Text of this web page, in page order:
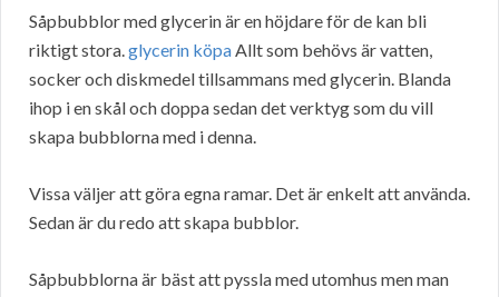
Såpbubblor med glycerin är en höjdare för de kan bli
riktigt stora.glycerin köpaAllt som behövs är vatten,
socker och diskmedel tillsammans med glycerin. Blanda
ihop i en skål och doppa sedan det verktyg som du vill
skapa bubblorna med i denna.
Vissa väljer att göra egna ramar. Det är enkelt att använda.
Sedan är du redo att skapa bubblor.
Såpbubblorna är bäst att pyssla med utomhus men man